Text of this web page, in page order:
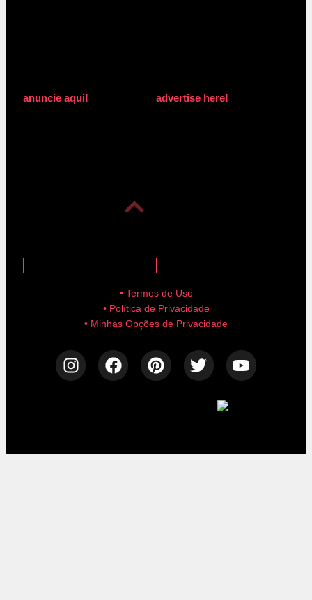
anuncie aqui! advertise here!
• Termos de Uso
• Política de Privacidade
• Minhas Opções de Privacidade